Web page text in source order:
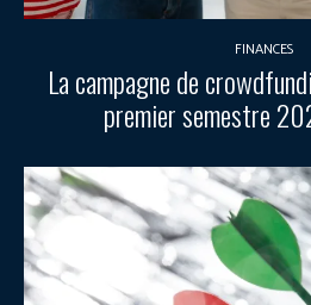
FINANCES
La campagne de
premier semestre